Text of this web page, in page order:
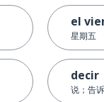
el
星期五
decir
说；告